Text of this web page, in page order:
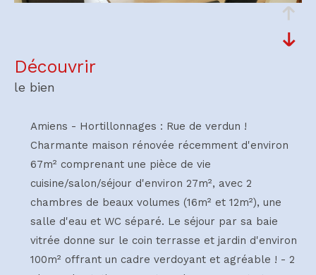
découvrir
le bien
Amiens - Hortillonnages : Rue de verdun !
Charmante maison rénovée récemment d'environ
67m² comprenant une pièce de vie
cuisine/salon/séjour d'environ 27m², avec 2
chambres de beaux volumes (16m² et 12m²), une
salle d'eau et WC séparé. Le séjour par sa baie
vitrée donne sur le coin terrasse et jardin d'environ
100m² offrant un cadre verdoyant et agréable ! - 2